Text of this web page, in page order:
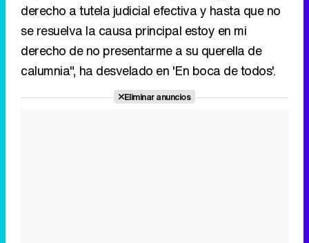
derecho a tutela judicial efectiva y hasta que no
se resuelva la causa principal estoy en mi
derecho de no presentarme a su querella de
calumnia", ha desvelado en 'En boca de todos'.
Eliminar anuncios